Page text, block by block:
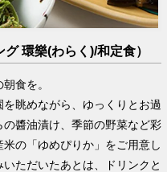
環樂(わらく)/和定食）
食を。
眺めながら、ゆっくりとお過
醬油漬け、季節の野菜など彩
の「ゆめぴりか」をご用意し
ただいたあとは、ドリンクと